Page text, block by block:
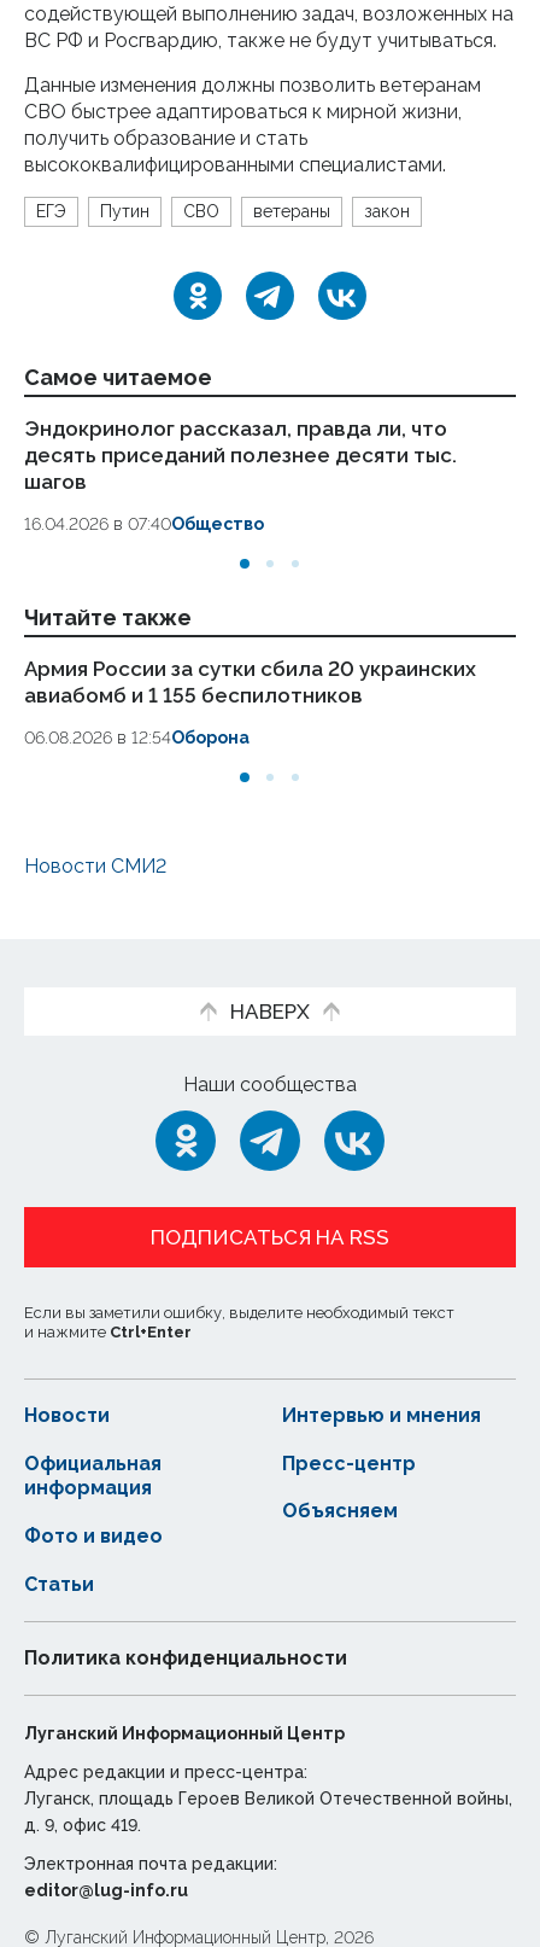
содействующей выполнению задач, возложенных на
ВС РФ и Росгвардию, также не будут учитываться.
Данные изменения должны позволить ветеранам
СВО быстрее адаптироваться к мирной жизни,
получить образование и стать
высококвалифицированными специалистами.
ЕГЭ Путин СВО ветераны закон
Самое читаемое
Эндокринолог рассказал, правда ли, что
десять приседаний полезнее десяти тыс.
шагов
16.04.2026 в 07:40Общество
Читайте также
Армия России за сутки сбила 20 украинских
авиабомб и 1 155 беспилотников
06.08.2026 в 12:54Оборона
Новости СМИ2
НАВЕРХ
Наши сообщества
ПОДПИСАТЬСЯ НА RSS
Если вы заметили ошибку, выделите необходимый текст
и нажмите Ctrl+Enter
Новости
Статьи
Официальная
информация
Интервью и мнения
Фото и видео
Пресс-центр
Объясняем
Политика конфиденциальности
Луганский Информационный Центр
Адрес редакции и пресс-центра:
Луганск, площадь Героев Великой Отечественной войны,
д. 9, офис 419.
Электронная почта редакции:
editor@lug-info.ru
© Луганский Информационный Центр, 2026